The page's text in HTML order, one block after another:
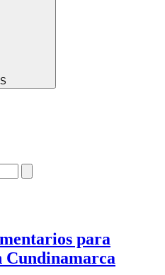
para
Cundinamarca